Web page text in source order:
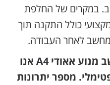
במקרים של החלפת
כולל התקנה תוך
לאחר העבודה.
במקרים של תקלה במחשב מנוע אאודי A4 אנו
מספר יתרונות